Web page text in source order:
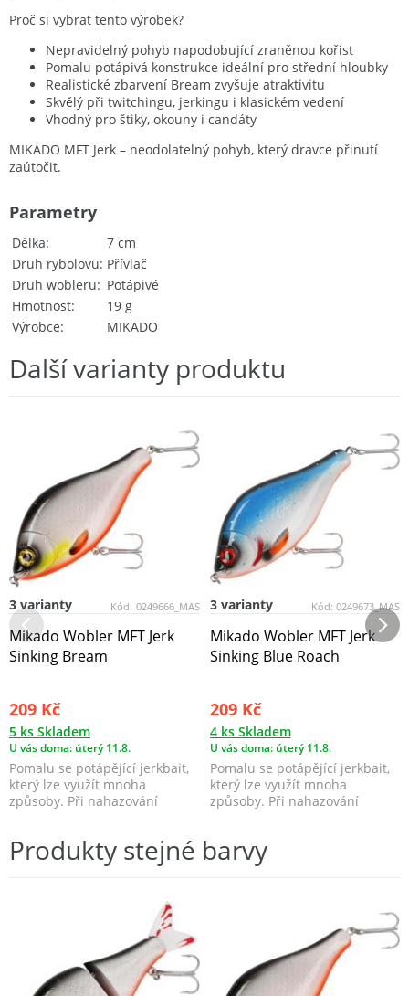
Proč si vybrat tento výrobek?
Nepravidelný pohyb napodobující zraněnou kořist
Pomalu potápivá konstrukce ideální pro střední hloubky
Realistické zbarvení Bream zvyšuje atraktivitu
Skvělý při twitchingu, jerkingu i klasickém vedení
Vhodný pro štiky, okouny i candáty
MIKADO MFT Jerk – neodolatelný pohyb, který dravce přinutí
zaútočit.
Délka
7 cm
Druh rybolovu Přívlač
Druh wobleru
Potápivé
Hmotnost
19 g
Výrobce
MIKADO
Parametry
Další varianty produktu
Kód: 0249666_MAS
3 varianty
Mikado Wobler MFT Jerk
Sinking Bream
209 Kč
5 ks Skladem
U vás doma: úterý 11.8.
Pomalu se potápějící jerkbait,
který lze využít mnoha
způsoby. Při nahazování
Kód: 0249673_MAS
3 varianty
Mikado Wobler MFT Jerk
Sinking Blue Roach
209 Kč
4 ks Skladem
U vás doma: úterý 11.8.
Pomalu se potápějící jerkbait,
který lze využít mnoha
způsoby. Při nahazování
Produkty stejné barvy